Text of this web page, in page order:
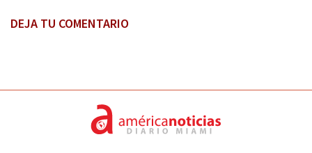
DEJA TU COMENTARIO